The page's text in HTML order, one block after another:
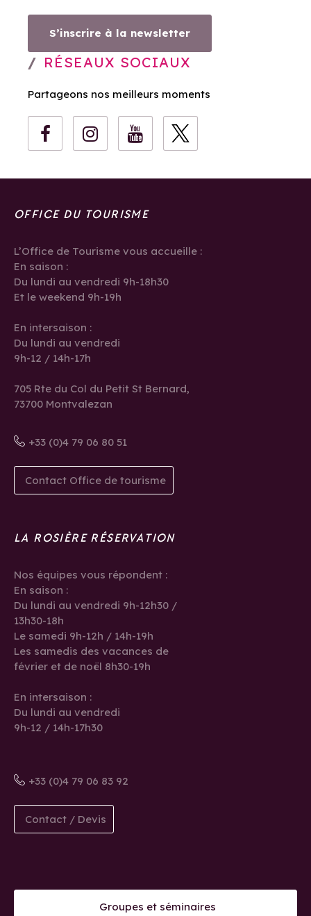
S’inscrire à la newsletter
RÉSEAUX SOCIAUX
Partageons nos meilleurs moments
OFFICE DU TOURISME
L’Office de Tourisme vous accueille :
En saison :
Du lundi au vendredi 9h-18h30
Et le weekend 9h-19h
En intersaison :
Du lundi au vendredi
9h-12 / 14h-17h
705 Rte du Col du Petit St Bernard,
73700 Montvalezan
+33 (0)4 79 06 80 51
Contact Office de tourisme
LA ROSIÈRE RÉSERVATION
Nos équipes vous répondent :
En saison :
Du lundi au vendredi 9h-12h30 /
13h30-18h
Le samedi 9h-12h / 14h-19h
Les samedis des vacances de
février et de noël 8h30-19h
En intersaison :
Du lundi au vendredi
9h-12 / 14h-17h30
+33 (0)4 79 06 83 92
Contact / Devis
Groupes et séminaires